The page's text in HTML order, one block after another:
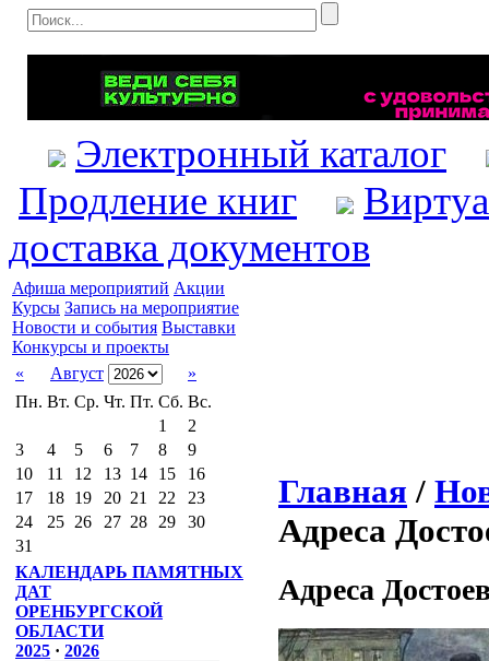
Электронный каталог
Продление книг
доставка документов
Афиша мероприятий Акции
Курсы Запись на мероприятие
Новости и события Выставки
Конкурсы и проекты
«
Август
»
Пн. Вт. Ср. Чт. Пт. Сб. Вс.
1
2
3
4 5 6 7 8
9
10
11 12 13 14 15
16
17
18 19 20 21 22
23
24
25 26 27 28 29
30
31
КАЛЕНДАРЬ ПАМЯТНЫХ
ДАТ
ОРЕНБУРГСКОЙ
ОБЛАСТИ
2025 · 2026
Главная /
Адреса
Адреса